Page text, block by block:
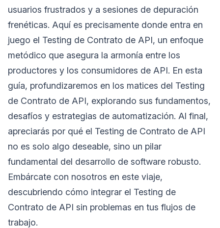
usuarios frustrados y a sesiones de depuración
frenéticas. Aquí es precisamente donde entra en
juego el Testing de Contrato de API, un enfoque
metódico que asegura la armonía entre los
productores y los consumidores de API. En esta
guía, profundizaremos en los matices del Testing
de Contrato de API, explorando sus fundamentos,
desafíos y estrategias de automatización. Al final,
apreciarás por qué el Testing de Contrato de API
no es solo algo deseable, sino un pilar
fundamental del desarrollo de software robusto.
Embárcate con nosotros en este viaje,
descubriendo cómo integrar el Testing de
Contrato de API sin problemas en tus flujos de
trabajo.